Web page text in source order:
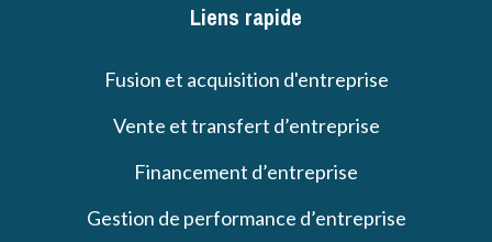
Liens rapide
Fusion et acquisition d'entreprise
Vente et transfert d’entreprise
Financement d’entreprise
Gestion de performance d’entreprise